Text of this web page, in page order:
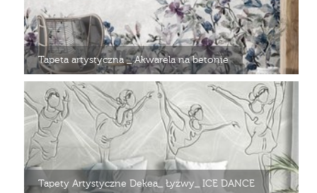
Tapeta artystyczna _ Akwarela na betonie
Tapety Artystyczne Dekea_ Łyżwy_ ICE DANCE